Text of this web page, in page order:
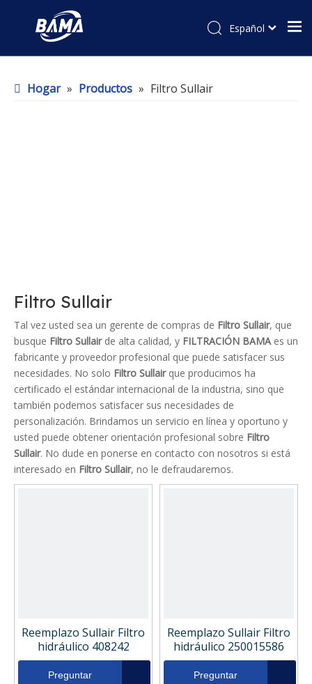
Español
Hogar » Productos » Filtro Sullair
Filtro Sullair
Tal vez usted sea un gerente de compras de Filtro Sullair, que
busque Filtro Sullairde alta calidad, y FILTRACIÓN BAMAes un
fabricante y proveedor profesional que puede satisfacer sus
necesidades. No solo Filtro Sullairque producimos ha
certificado el estándar internacional de la industria, sino que
también podemos satisfacer sus necesidades de
personalización. Brindamos un servicio en línea y oportuno y
usted puede obtener orientación profesional sobre Filtro
Sullair. No dude en ponerse en contacto con nosotros si está
interesado en Filtro Sullair, no le defraudaremos.
Reemplazo Sullair Filtro
hidráulico 408242
Preguntar
Reemplazo Sullair Filtro
hidráulico 250015586
Preguntar